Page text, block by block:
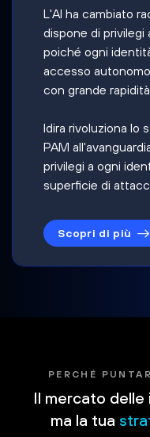
L'AI ha cambiato
dispone di privilegi
poiché ogni
accesso
con grande rapidità.
Idira rivoluziona lo
PAM
privilegi a ogni
superficie di
Scopri di più
PERCHÉ
Il mercato
ma la tua